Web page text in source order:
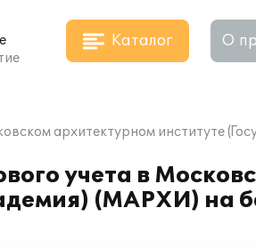
Каталог О
архитектурном институте
учета в
(МАРХИ) на